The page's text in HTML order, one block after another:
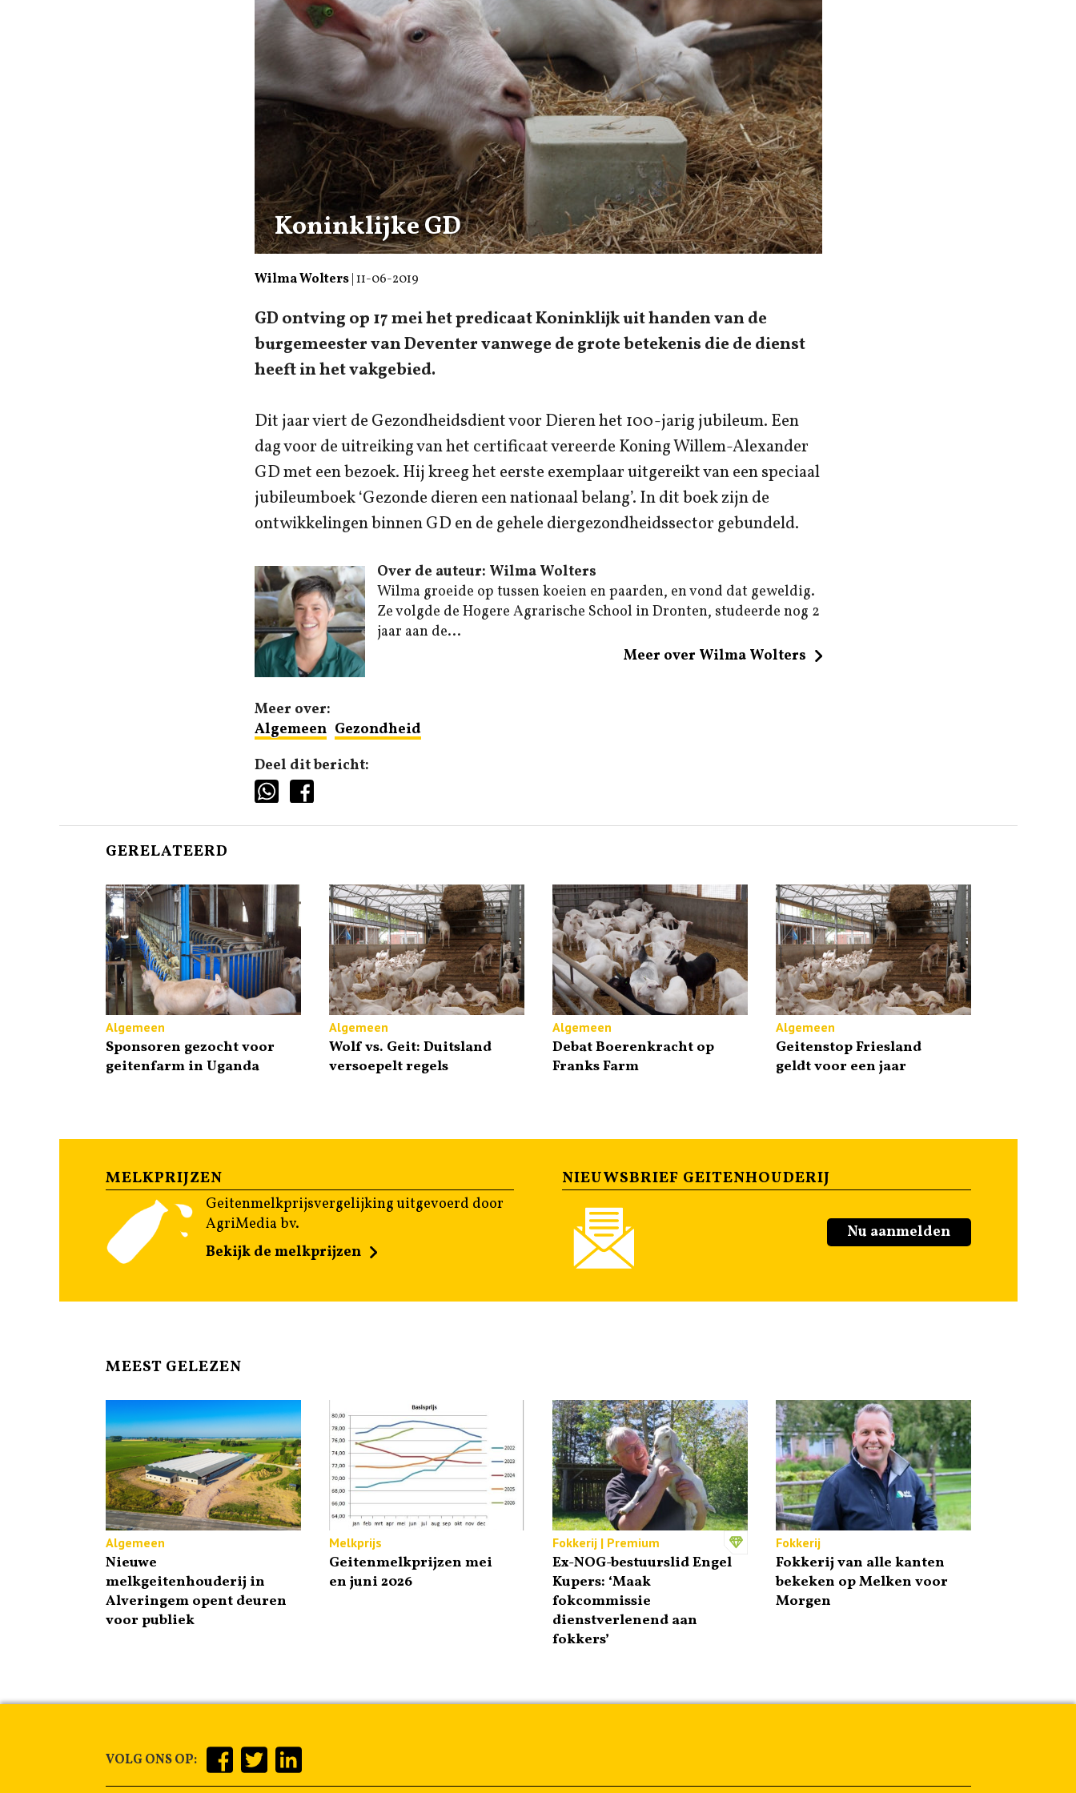
Koninklijke GD
Wilma Wolters| 11-06-2019
GD ontving op 17 mei het predicaat Koninklijk uit handen van de
burgemeester van Deventer vanwege de grote betekenis die de dienst
heeft in het vakgebied.
Dit jaar viert de Gezondheidsdient voor Dieren het 100-jarig jubileum. Een
dag voor de uitreiking van het certificaat vereerde Koning Willem-Alexander
GD met een bezoek. Hij kreeg het eerste exemplaar uitgereikt van een speciaal
jubileumboek ‘Gezonde dieren een nationaal belang’. In dit boek zijn de
ontwikkelingen binnen GD en de gehele diergezondheidssector gebundeld.
Over de auteur: Wilma Wolters
Wilma groeide op tussen koeien en paarden, en vond dat geweldig.
Ze volgde de Hogere Agrarische School in Dronten, studeerde nog 2
jaar aan de...
Meer over Wilma Wolters
Meer over:
Algemeen Gezondheid
Deel dit bericht:
GERELATEERD
Algemeen
Sponsoren gezocht voor
geitenfarm in Uganda
Algemeen
Wolf vs. Geit: Duitsland
versoepelt regels
Algemeen
Debat Boerenkracht op
Franks Farm
Algemeen
Geitenstop Friesland
geldt voor een jaar
MELKPRIJZEN
Geitenmelkprijsvergelijking uitgevoerd door
AgriMedia bv.
Bekijk de melkprijzen
NIEUWSBRIEF GEITENHOUDERIJ
Nu aanmelden
MEEST GELEZEN
Algemeen
Nieuwe
melkgeitenhouderij in
Alveringem opent deuren
voor publiek
Melkprijs
Geitenmelkprijzen mei
en juni 2026
Fokkerij | Premium
Ex-NOG-bestuurslid Engel
Kupers: ‘Maak
fokcommissie
dienstverlenend aan
fokkers’
Fokkerij
Fokkerij van alle kanten
bekeken op Melken voor
Morgen
VOLG ONS OP: